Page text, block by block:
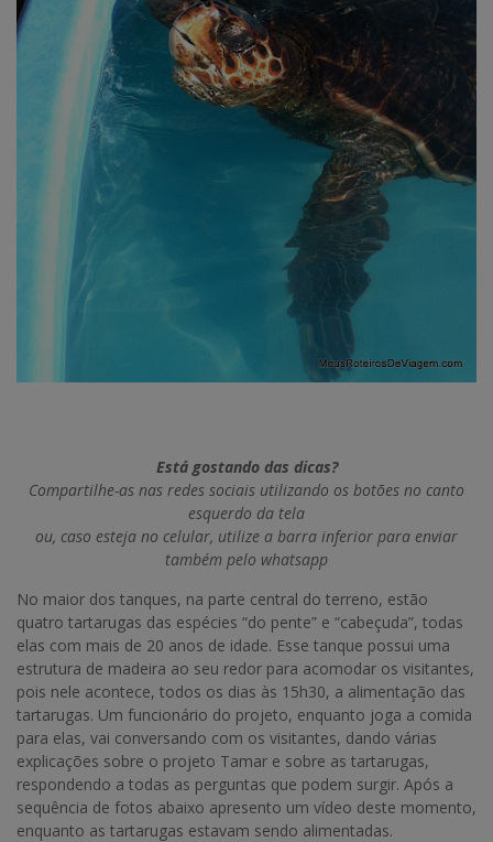
Está gostando das dicas?
Compartilhe-as nas redes sociais utilizando os botões no canto
esquerdo da tela
ou, caso esteja no celular, utilize a barra inferior para enviar
também pelo whatsapp
No maior dos tanques, na parte central do terreno, estão
quatro tartarugas das espécies “do pente” e “cabeçuda”, todas
elas com mais de 20 anos de idade. Esse tanque possui uma
estrutura de madeira ao seu redor para acomodar os visitantes,
pois nele acontece, todos os dias às 15h30, a alimentação das
tartarugas. Um funcionário do projeto, enquanto joga a comida
para elas, vai conversando com os visitantes, dando várias
explicações sobre o projeto Tamar e sobre as tartarugas,
respondendo a todas as perguntas que podem surgir. Após a
sequência de fotos abaixo apresento um vídeo deste momento,
enquanto as tartarugas estavam sendo alimentadas.